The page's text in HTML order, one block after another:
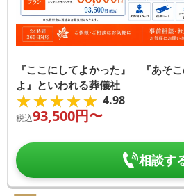
『ここにしてよかった』 『あそ
よ』といわれる葬儀社
★★★★★
★★★★★ 4.98
税込93,500円〜
相談す